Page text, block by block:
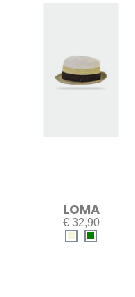
LOMA
€ 32,90